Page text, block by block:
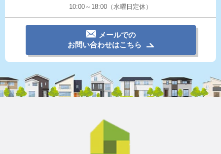
10:00～18:00（水曜日定休）
メールでの
お問い合わせはこちら